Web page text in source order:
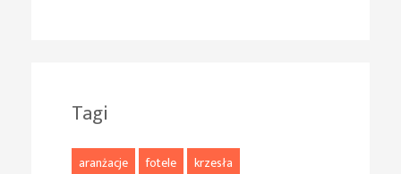
Tagi
aranżacje fotele
krzesła